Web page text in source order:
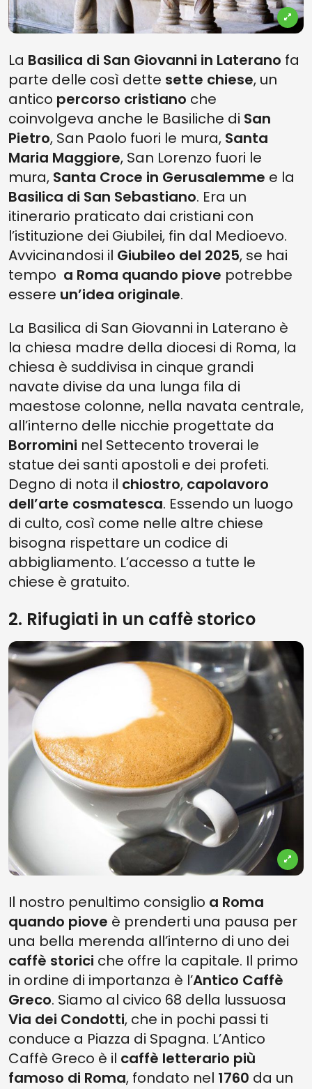
La Basilica di San Giovanni in Laterano fa
parte delle così dette sette chiese, un
antico percorso cristiano che
coinvolgeva anche le Basiliche di San
Pietro, San Paolo fuori le mura, Santa
Maria Maggiore, San Lorenzo fuori le
mura, Santa Croce in Gerusalemme e la
Basilica di San Sebastiano. Era un
itinerario praticato dai cristiani con
l’istituzione dei Giubilei, fin dal Medioevo.
Avvicinandosi il Giubileo del 2025, se hai
tempo a Roma quando piove potrebbe
essere un’idea originale.
La Basilica di San Giovanni in Laterano è
la chiesa madre della diocesi di Roma, la
chiesa è suddivisa in cinque grandi
navate divise da una lunga fila di
maestose colonne, nella navata centrale,
all’interno delle nicchie progettate da
Borromini nel Settecento troverai le
statue dei santi apostoli e dei profeti.
Degno di nota il chiostro, capolavoro
dell’arte cosmatesca. Essendo un luogo
di culto, così come nelle altre chiese
bisogna rispettare un codice di
abbigliamento. L’accesso a tutte le
chiese è gratuito.
2. Rifugiati in un caffè storico
Il nostro penultimo consiglio a Roma
quando piove è prenderti una pausa per
una bella merenda all’interno di uno dei
caffè storici che offre la capitale. Il primo
in ordine di importanza è l’Antico Caffè
Greco. Siamo al civico 68 della lussuosa
Via dei Condotti, che in pochi passi ti
conduce a Piazza di Spagna. L’Antico
Caffè Greco è il caffè letterario più
famoso di Roma, fondato nel 1760 da un